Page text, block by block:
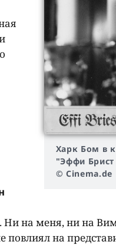
Харк Бом в
"Эффи
© Cinema.de
на меня, ни на
на